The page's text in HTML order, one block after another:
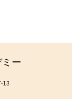
ー
13